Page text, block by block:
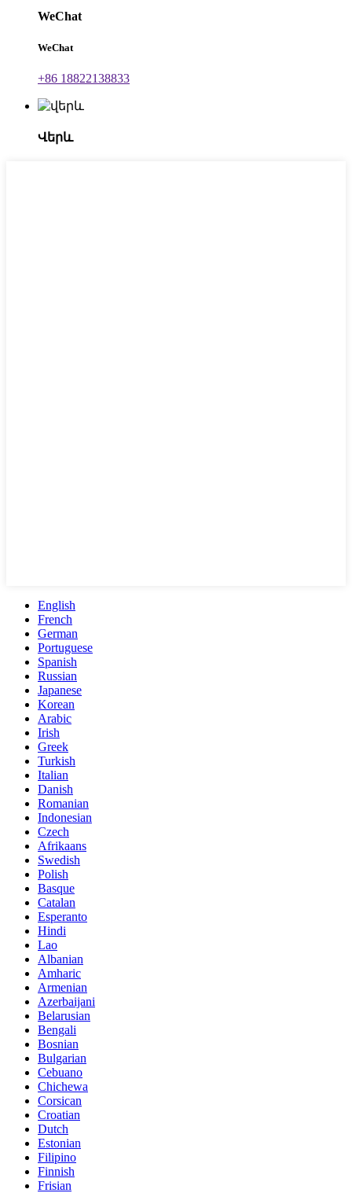
WeChat
WeChat
+86 18822138833
Վերև
English
French
German
Portuguese
Spanish
Russian
Japanese
Korean
Arabic
Irish
Greek
Turkish
Italian
Danish
Romanian
Indonesian
Czech
Afrikaans
Swedish
Polish
Basque
Catalan
Esperanto
Hindi
Lao
Albanian
Amharic
Armenian
Azerbaijani
Belarusian
Bengali
Bosnian
Bulgarian
Cebuano
Chichewa
Corsican
Croatian
Dutch
Estonian
Filipino
Finnish
Frisian